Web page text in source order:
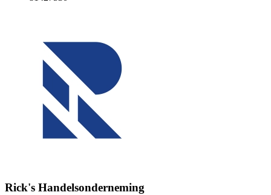
Rick's Handelsonderneming